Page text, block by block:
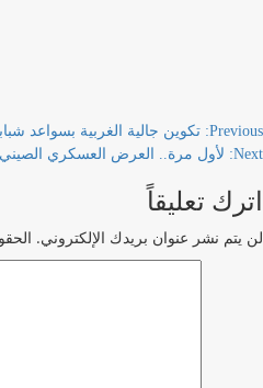
Previous: تكوين جالية الغربية بسواعد
Next: لأول مرة.. العرض العسكري
اترك تعليقاً
لن يتم نشر عنوان بريدك الإلكتروني.